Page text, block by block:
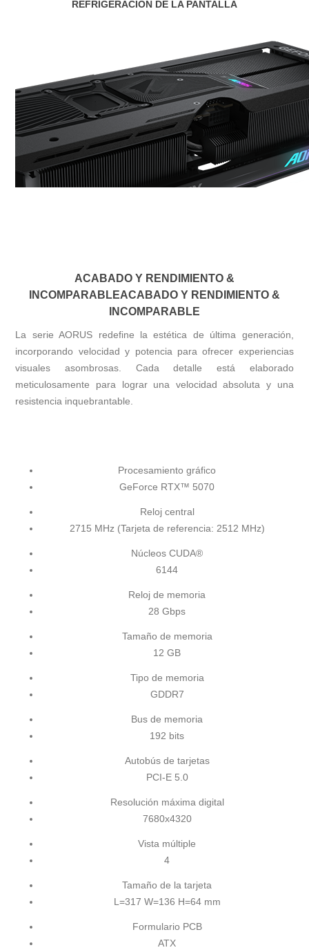
REFRIGERACIÓN DE LA PANTALLA
ACABADO Y RENDIMIENTO &
INCOMPARABLEACABADO Y RENDIMIENTO &
INCOMPARABLE
La serie AORUS redefine la estética de última generación,
incorporando velocidad y potencia para ofrecer experiencias
visuales asombrosas. Cada detalle está elaborado
meticulosamente para lograr una velocidad absoluta y una
resistencia inquebrantable.
Procesamiento gráfico
GeForce RTX™ 5070
Reloj central
2715 MHz (Tarjeta de referencia: 2512 MHz)
Núcleos CUDA®
6144
Reloj de memoria
28 Gbps
Tamaño de memoria
12 GB
Tipo de memoria
GDDR7
Bus de memoria
192 bits
Autobús de tarjetas
PCI-E 5.0
Resolución máxima digital
7680x4320
Vista múltiple
4
Tamaño de la tarjeta
L=317 W=136 H=64 mm
Formulario PCB
ATX